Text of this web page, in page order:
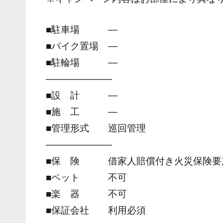
■駐車場 ―
■バイク置場 ―
■駐輪場 ―
―――――――
■設 計 ―
■施 工 ―
■管理形式 巡回管理
―――――――
■保 険 借家人賠償付き火災保険要
■ペット 不可
■楽 器 不可
■保証会社 利用必須